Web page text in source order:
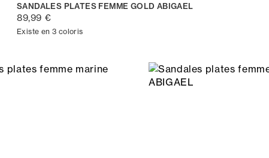
SANDALES PLATES FEMME GOLD ABIGAEL
89,99 €
Existe en 3 coloris